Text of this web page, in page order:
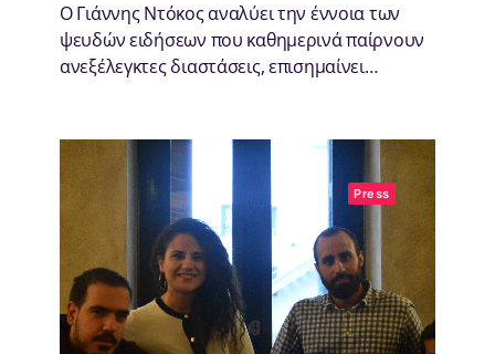
Ο Γιάννης Ντόκος αναλύει την έννοια των
ψευδών ειδήσεων που καθημερινά παίρνουν
ανεξέλεγκτες διαστάσεις, επισημαίνει…
Press